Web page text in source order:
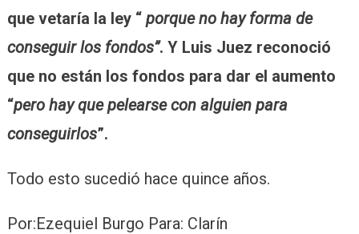
que vetaría la ley “ porque no hay forma de
conseguir los fondos”. Y Luis Juez reconoció
que no están los fondos para dar el aumento
“pero hay que pelearse con alguien para
conseguirlos”.
Todo esto sucedió hace quince años.
Por:Ezequiel Burgo Para: Clarín